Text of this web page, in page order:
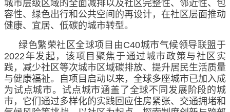
城市层级区域的全面减排以及社区完整性、邻近性、包
容性、绿色出行和公共空间的再设计，在社区层面推动
健康、宜居、低碳的城市转型。
绿色繁荣社区全球项目由C40城市气候领导联盟于
2022年发起，该项目聚焦于通过城市政策与社区实
践，减少社区等次城市区域碳排放、提升居民生活质量
与健康福祉。自项目启动以来，全球多座城市已加入成
为试点城市。试点城市涵盖了全球不同发展阶段的城
市，它们通过多样化的实践回应住房紧张、交通拥堵和